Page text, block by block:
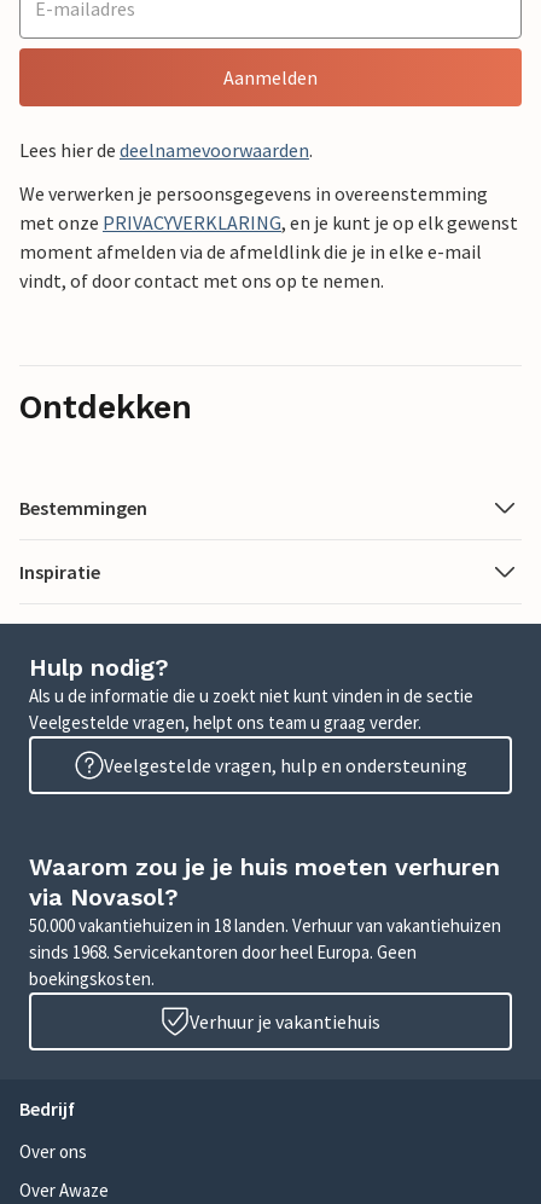
Aanmelden
Lees hier de deelnamevoorwaarden.
We verwerken je persoonsgegevens in overeenstemming
met onze PRIVACYVERKLARING, en je kunt je op elk gewenst
moment afmelden via de afmeldlink die je in elke e-mail
vindt, of door contact met ons op te nemen.
Ontdekken
Bestemmingen
Inspiratie
Hulp nodig?
Als u de informatie die u zoekt niet kunt vinden in de sectie
Veelgestelde vragen, helpt ons team u graag verder.
Veelgestelde vragen, hulp en ondersteuning
Waarom zou je je huis moeten verhuren
via Novasol?
50.000 vakantiehuizen in 18 landen. Verhuur van vakantiehuizen
sinds 1968. Servicekantoren door heel Europa. Geen
boekingskosten.
Verhuur je vakantiehuis
Bedrijf
Over ons
Over Awaze